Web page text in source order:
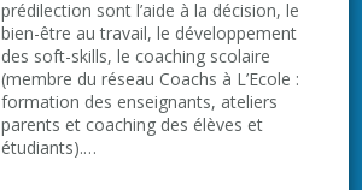
prédilection sont l’aide à la décision, le
bien-être au travail, le développement
des soft-skills, le coaching scolaire
(membre du réseau Coachs à L’Ecole :
formation des enseignants, ateliers
parents et coaching des élèves et
étudiants).…